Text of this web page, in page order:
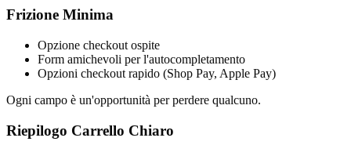
Frizione Minima
Opzione checkout ospite
Form amichevoli per l'autocompletamento
Opzioni checkout rapido (Shop Pay, Apple Pay)
Ogni campo è un'opportunità per perdere qualcuno.
Riepilogo Carrello Chiaro